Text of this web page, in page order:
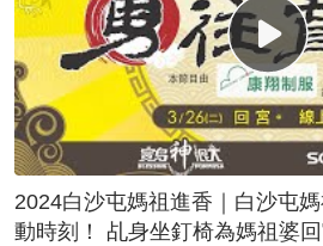
2024白沙屯媽祖進香｜白沙屯
動時刻！ 乩身坐釘椅為媽祖婆